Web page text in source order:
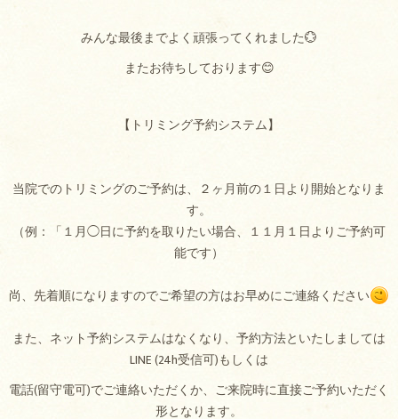
みんな最後までよく頑張ってくれました💮
またお待ちしております😊
【トリミング予約システム】
当院でのトリミングのご予約は、２ヶ月前の１日より開始となりま
す。
（例：「１月◯日に予約を取りたい場合、１１月１日よりご予約可
能です）
尚、先着順になりますのでご希望の方はお早めにご連絡ください
また、ネット予約システムはなくなり、予約方法といたしましては
LINE (24h受信可)もしくは
電話(留守電可)でご連絡いただくか、ご来院時に直接ご予約いただく
形となります。